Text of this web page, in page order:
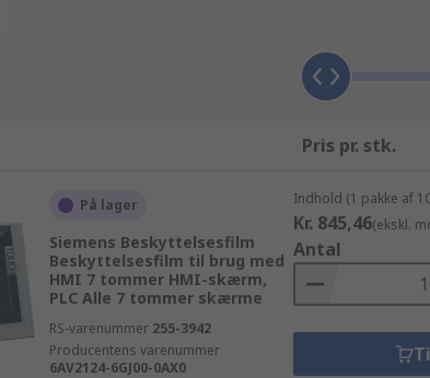
Pris pr. stk.
På lager
Siemens Beskyttelsesfilm
Beskyttelsesfilm til brug med
HMI 7 tommer HMI-skærm,
PLC Alle 7 tommer skærme
RS-varenummer 255-3942
Producentens varenummer
6AV2124-6GJ00-0AX0
Indhold (1 pakke af
Kr. 845,46(ekskl.
Antal